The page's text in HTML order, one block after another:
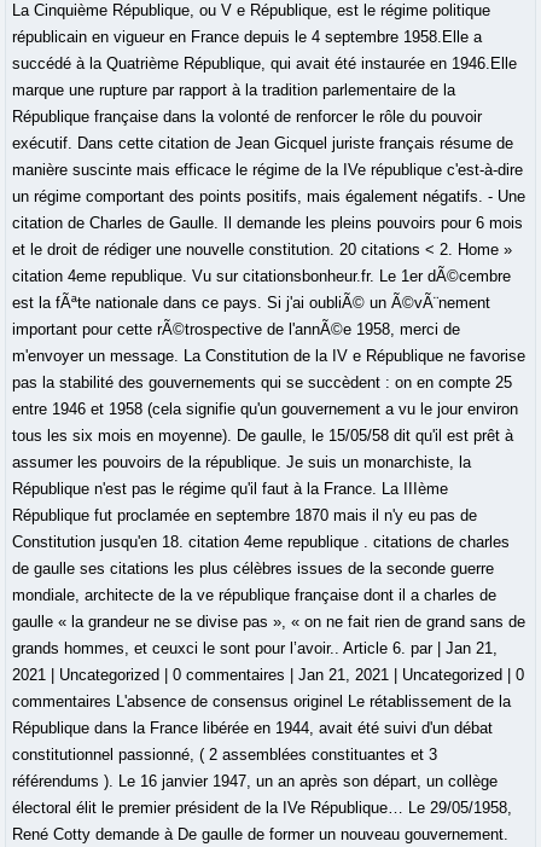
La Cinquième République, ou V e République, est le régime politique
républicain en vigueur en France depuis le 4 septembre 1958.Elle a
succédé à la Quatrième République, qui avait été instaurée en 1946.Elle
marque une rupture par rapport à la tradition parlementaire de la
République française dans la volonté de renforcer le rôle du pouvoir
exécutif. Dans cette citation de Jean Gicquel juriste français résume de
manière suscinte mais efficace le régime de la IVe république c'est-à-dire
un régime comportant des points positifs, mais également négatifs. - Une
citation de Charles de Gaulle. Il demande les pleins pouvoirs pour 6 mois
et le droit de rédiger une nouvelle constitution. 20 citations < 2. Home »
citation 4eme republique. Vu sur citationsbonheur.fr. Le 1er dÃ©cembre
est la fÃªte nationale dans ce pays. Si j'ai oubliÃ© un Ã©vÃ¨nement
important pour cette rÃ©trospective de l'annÃ©e 1958, merci de
m'envoyer un message. La Constitution de la IV e République ne favorise
pas la stabilité des gouvernements qui se succèdent : on en compte 25
entre 1946 et 1958 (cela signifie qu'un gouvernement a vu le jour environ
tous les six mois en moyenne). De gaulle, le 15/05/58 dit qu'il est prêt à
assumer les pouvoirs de la république. Je suis un monarchiste, la
République n'est pas le régime qu'il faut à la France. La IIIème
République fut proclamée en septembre 1870 mais il n'y eu pas de
Constitution jusqu'en 18. citation 4eme republique . citations de charles
de gaulle ses citations les plus célèbres issues de la seconde guerre
mondiale, architecte de la ve république française dont il a charles de
gaulle « la grandeur ne se divise pas », « on ne fait rien de grand sans de
grands hommes, et ceuxci le sont pour l’avoir.. Article 6. par | Jan 21,
2021 | Uncategorized | 0 commentaires | Jan 21, 2021 | Uncategorized | 0
commentaires L'absence de consensus originel Le rétablissement de la
République dans la France libérée en 1944, avait été suivi d'un débat
constitutionnel passionné, ( 2 assemblées constituantes et 3
référendums ). Le 16 janvier 1947, un an après son départ, un collège
électoral élit le premier président de la IVe République… Le 29/05/1958,
René Cotty demande à De gaulle de former un nouveau gouvernement.